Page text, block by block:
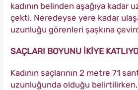
kadının belinden aşağıya kadar
çekti. Neredeyse yere kadar
uzunluğu görenleri şaşkına
SAÇLARI BOYUNU İKİYE
Kadının saçlarının 2 metre 71
uzunluğunda olduğu